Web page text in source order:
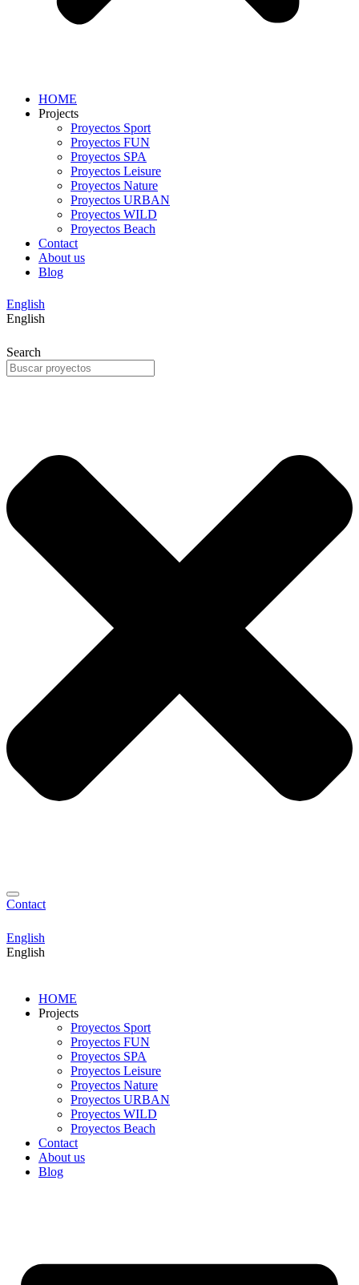
HOME
Projects
Proyectos Sport
Proyectos FUN
Proyectos SPA
Proyectos Leisure
Proyectos Nature
Proyectos URBAN
Proyectos WILD
Proyectos Beach
Contact
About us
Blog
English
English
Search
Contact
English
English
HOME
Projects
Proyectos Sport
Proyectos FUN
Proyectos SPA
Proyectos Leisure
Proyectos Nature
Proyectos URBAN
Proyectos WILD
Proyectos Beach
Contact
About us
Blog